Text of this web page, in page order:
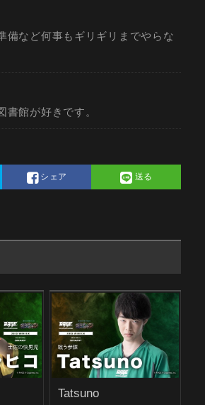
備など何事もギリギリまでやらな
書館が好きです。
シェア 送る
Tatsuno